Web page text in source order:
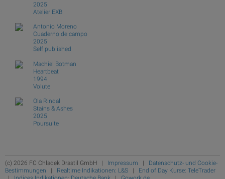
2025
Atelier EXB
Antonio Moreno
Cuaderno de campo
2025
Self published
Machiel Botman
Heartbeat
1994
Volute
Ola Rindal
Stains & Ashes
2025
Poursuite
(c) 2026 FC Chladek Drastil GmbH | Impressum | Datenschutz- und Cookie-
Bestimmungen | Realtime Indikationen: L&S | End of Day Kurse: TeleTrader